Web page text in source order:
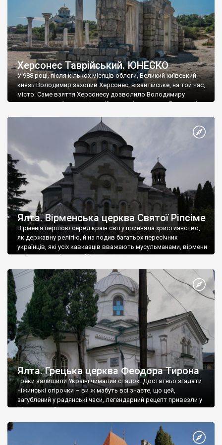
Херсонес Таврійський. ЮНЕСКО
У 988 році, після кількох місяців облоги, Великий київський
князь Володимир захопив Херсонес, візантійське, на той час,
місто. Саме взяття Херсонесу дозволило Володимиру
диктувати свої умови візантійському імператору Василю ІІ, та
Херсонесі Володимир-язичник, став Василем-християнином.
А потім було Хрещення Русі. На честь Херсонесу Таврійського
Ялта. Вірменська церква Святої Ріпсіме
Вірменія першою серед країн світу прийняла християнство,
як державну релігію, й на подив багатьох пересічних
українців, які усіх кавказців вважають мусульманами, вірмени
є відданими вірянами Христа
Ялта. Грецька церква Феодора Тирона
Греки залишили Україні чималий спадок. Достатньо згадати
ніжинські огірочки – ви ж мабуть всі знаєте, що цей,
загублений у радянські часи, легендарний рецепт привезли у
Ніжин греки?